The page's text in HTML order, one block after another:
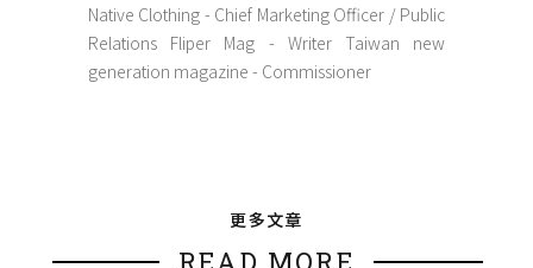
Native Clothing - Chief Marketing Officer / Public
Relations Fliper Mag - Writer Taiwan new
generation magazine - Commissioner
更多文章